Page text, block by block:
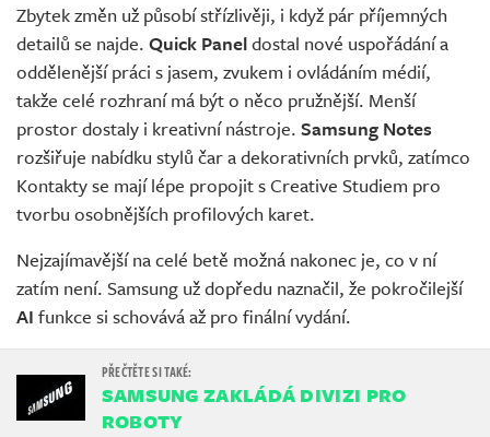
Zbytek změn už působí střízlivěji, i když pár příjemných
detailů se najde. Quick Paneldostal nové uspořádání a
oddělenější práci s jasem, zvukem i ovládáním médií,
takže celé rozhraní má být o něco pružnější. Menší
prostor dostaly i kreativní nástroje. Samsung Notes
rozšiřuje nabídku stylů čar a dekorativních prvků, zatímco
Kontakty se mají lépe propojit s Creative Studiem pro
tvorbu osobnějších profilových karet.
Nejzajímavější na celé betě možná nakonec je, co v ní
zatím není. Samsung už dopředu naznačil, že pokročilejší
AI funkce si schovává až pro finální vydání.
SAMSUNG ZAKLÁDÁ DIVIZI PRO
ROBOTY